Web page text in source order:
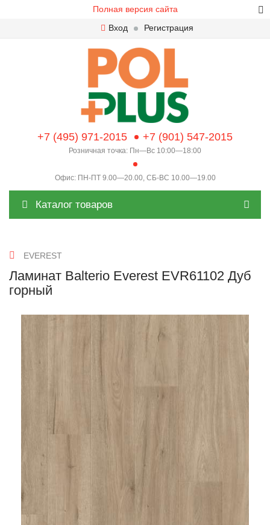
Полная версия сайта
Вход
Регистрация
+7 (495) 971-2015 +7 (901) 547-2015
Розничная точка: Пн—Вс 10:00—18:00
Офис: ПН-ПТ 9.00—20.00, СБ-ВС 10.00—19.00
Каталог товаров
EVEREST
Ламинат Balterio Everest EVR61102 Дуб
горный